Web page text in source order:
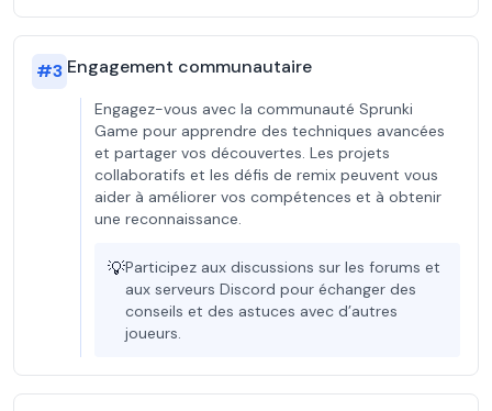
#3 Engagement communautaire
Engagez-vous avec la communauté Sprunki
Game pour apprendre des techniques avancées
et partager vos découvertes. Les projets
collaboratifs et les défis de remix peuvent vous
aider à améliorer vos compétences et à obtenir
une reconnaissance.
💡Participez aux discussions sur les forums et
aux serveurs Discord pour échanger des
conseils et des astuces avec d’autres
joueurs.